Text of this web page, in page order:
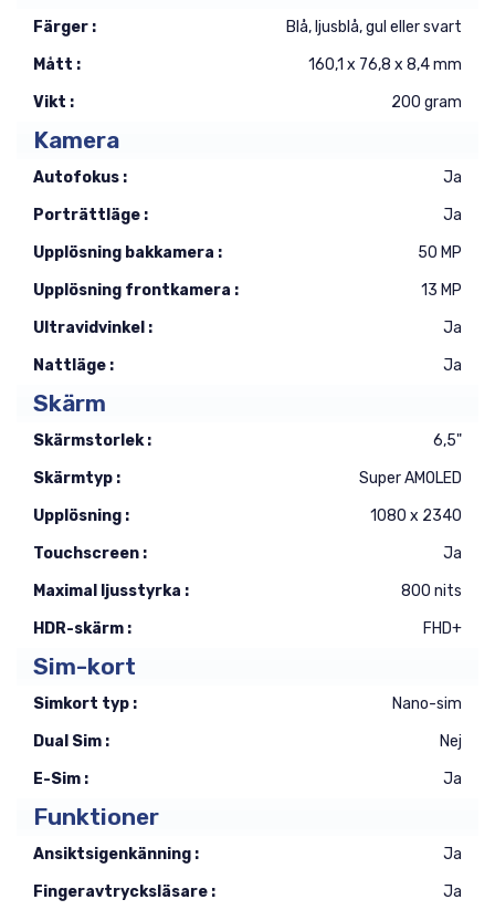
Färger :
Blå, ljusblå, gul eller svart
Mått :
160,1 x 76,8 x 8,4 mm
Vikt :
200 gram
Kamera
Autofokus :
Ja
Porträttläge :
Ja
Upplösning bakkamera :
50 MP
Upplösning frontkamera :
13 MP
Ultravidvinkel :
Ja
Nattläge :
Ja
Skärm
Skärmstorlek :
6,5"
Skärmtyp :
Super AMOLED
Upplösning :
1080 x 2340
Touchscreen :
Ja
Maximal ljusstyrka :
800 nits
HDR-skärm :
FHD+
Sim-kort
Simkort typ :
Nano-sim
Dual Sim :
Nej
E-Sim :
Ja
Funktioner
Ansiktsigenkänning :
Ja
Fingeravtrycksläsare :
Ja